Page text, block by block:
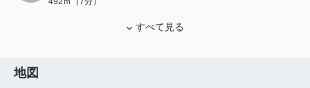
すべて見る
地図